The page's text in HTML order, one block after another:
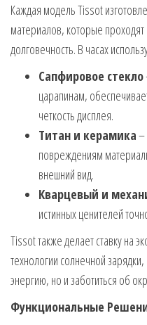
Каждая модель Tissot
материалов, которые проходят
долговечность. В часах
Сапфировое стекло
царапинам,
четкость дисплея.
Титан и керамика–
повреждениям
внешний вид.
Кварцевый и
истинных ценителей
Tissot также делает ставку на
технологии солнечной
энергию, но и заботиться об
Функциональные